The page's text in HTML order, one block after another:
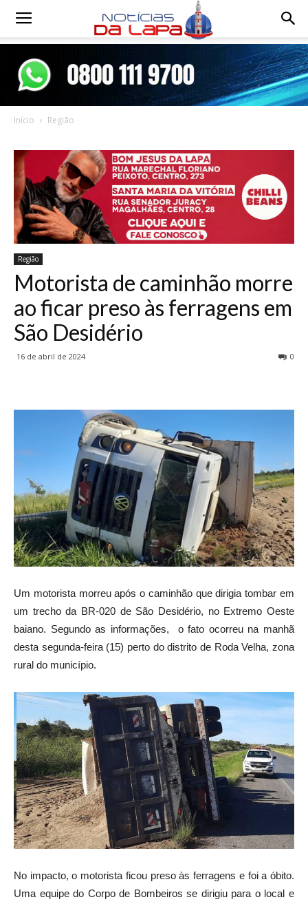
Notícias
Início Região
Região
Motorista de caminhão morre
ao ficar preso às ferragens em
São Desidério
16 de abril de 2024 0
Um motorista morreu após o caminhão que dirigia tombar em
um trecho da BR-020 de São Desidério, no Extremo Oeste
baiano. Segundo as informações, o fato ocorreu na manhã
desta segunda-feira (15) perto do distrito de Roda Velha, zona
rural do município.
No impacto, o motorista ficou preso às ferragens e foi a óbito.
Uma equipe do Corpo de Bombeiros se dirigiu para o local e